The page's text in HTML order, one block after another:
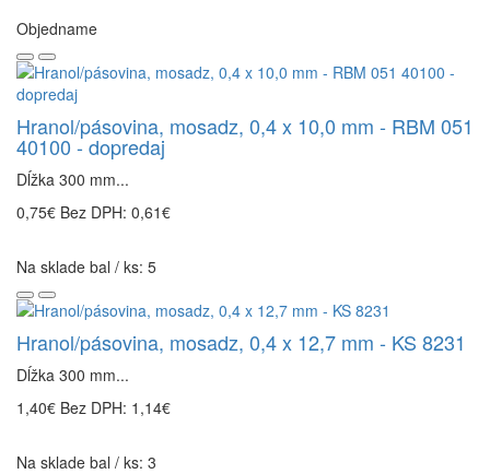
Objedname
Hranol/pásovina, mosadz, 0,4 x 10,0 mm - RBM 051
40100 - dopredaj
Dĺžka 300 mm...
0,75€ Bez DPH: 0,61€
Na sklade bal / ks: 5
Hranol/pásovina, mosadz, 0,4 x 12,7 mm - KS 8231
Dĺžka 300 mm...
1,40€ Bez DPH: 1,14€
Na sklade bal / ks: 3